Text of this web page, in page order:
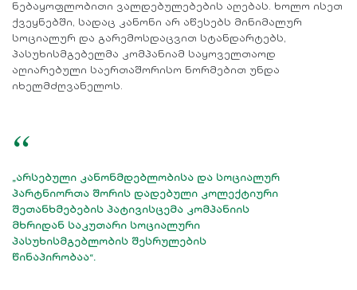
ნებაყოფლობითი ვალდებულებების აღებას. ხოლო ისეთ
ქვეყნებში, სადაც კანონი არ აწესებს მინიმალურ
სოციალურ და გარემოსდაცვით სტანდარტებს,
პასუხისმგებელმა კომპანიამ საყოველთაოდ
აღიარებული საერთაშორისო ნორმებით უნდა
იხელმძღვანელოს.
“
„არსებული კანონმდებლობისა და სოციალურ
პარტნიორთა შორის დადებული კოლექტიური
შეთანხმებების პატივისცემა კომპანიის
მხრიდან საკუთარი სოციალური
პასუხისმგებლობის შესრულების
წინაპირობაა“.